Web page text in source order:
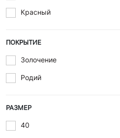
Красный
ПОКРЫТИЕ
Золочение
Родий
РАЗМЕР
40